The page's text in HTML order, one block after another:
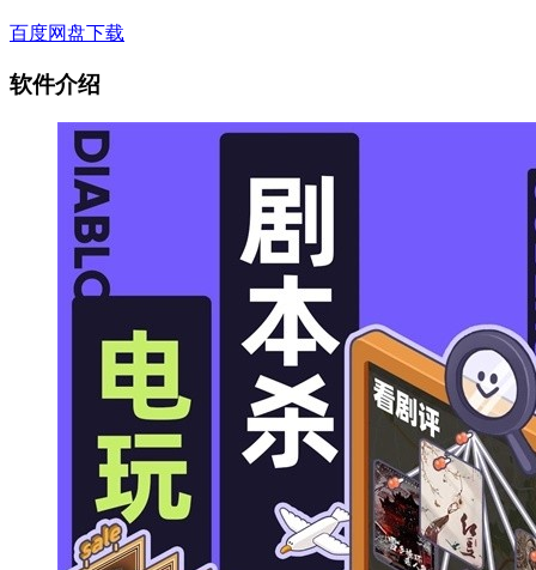
百度网盘下载
软件介绍